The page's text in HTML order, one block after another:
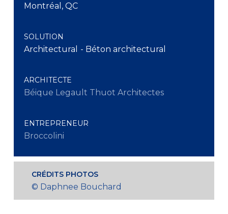
Montréal, QC
SOLUTION
Architectural - Béton architectural
ARCHITECTE
Béique Legault Thuot Architectes
ENTREPRENEUR
Broccolini
CRÉDITS PHOTOS
© Daphnee Bouchard